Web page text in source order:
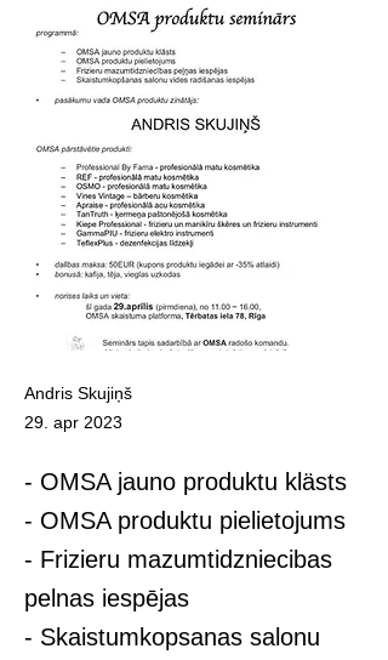
Andris Skujiņš
29. apr 2023
- OMSA jauno produktu klästs
- OMSA produktu pielietojums
- Frizieru mazumtidzniecibas
pelnas iespējas
- Skaistumkopsanas salonu